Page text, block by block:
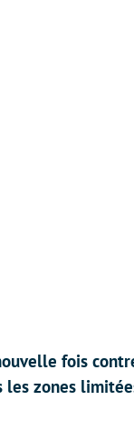
fois
les zones